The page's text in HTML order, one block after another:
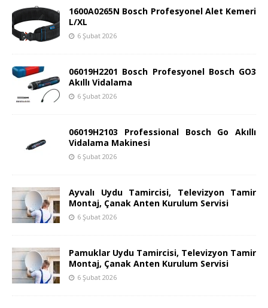
1600A0265N Bosch Profesyonel Alet Kemeri
L/XL
6 Şubat 2026
06019H2201 Bosch Profesyonel Bosch GO3
Akıllı Vidalama
6 Şubat 2026
06019H2103 Professional Bosch Go Akıllı
Vidalama Makinesi
6 Şubat 2026
Ayvalı Uydu Tamircisi, Televizyon Tamir
Montaj, Çanak Anten Kurulum Servisi
6 Şubat 2026
Pamuklar Uydu Tamircisi, Televizyon Tamir
Montaj, Çanak Anten Kurulum Servisi
6 Şubat 2026